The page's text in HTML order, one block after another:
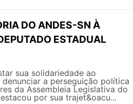
DO ANDES-SN À
ESTADUAL
sua solidariedade ao
a perseguição política
da Assembleia Legislativa do
por sua trajet&oacu...